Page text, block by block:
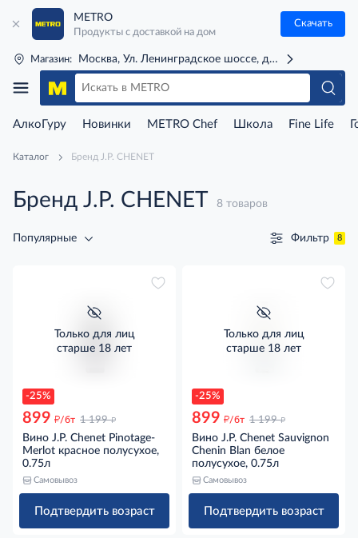
METRO
Продукты с доставкой на дом
Скачать
Магазин: Москва, Ул. Ленинградское шоссе, д. 71Г (м. Речной
АлкоГуру Новинки METRO Chef Школа Fine Life
Каталог Бренд J.P. CHENET
Бренд J.P. CHENET 8 товаров
Популярные Фильтр 8
-25%
Только для лиц
старше 18 лет
899 д/бт 1 199 д
Вино J.P. Chenet Pinotage-
Merlot красное полусухое,
0.75л
Самовывоз
Подтвердить возраст
-25%
Только для лиц
старше 18 лет
899 д/бт 1 199 д
Вино J.P. Chenet Sauvignon
Chenin Blan белое
полусухое, 0.75л
Самовывоз
Подтвердить возраст